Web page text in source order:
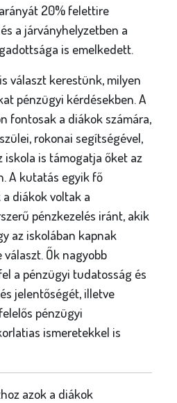
20% felettire
a járványhelyzetben a
is emelkedett.
választ kerestünk, milyen
pénzügyi kérdésekben. A
fontosak a diákok számára,
rokonai segítségével,
is támogatja őket az
A kutatás egyik fő
diákok voltak a
pénzkezelés iránt, akik
az iskolában kapnak
Ők nagyobb
a pénzügyi tudatosság és
jelentőségét, illetve
pénzügyi
ismeretekkel is
azok a diákok